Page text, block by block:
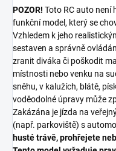
POZOR! Toto RC auto není
funkční model, který se
Vzhledem k jeho
sestaven a správně
zranit diváka či poškodit
místnosti nebo venku na
sněhu, v kalužích, blátě,
voděodolné úpravy může
Zakázána je jízda na
(např. parkoviště) s
husté trávě, prohřejete